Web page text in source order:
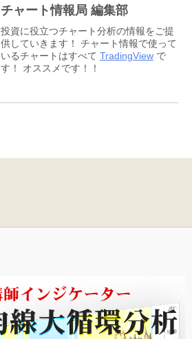
チャート情報局 編集部
投資に役立つチャート分析の情報をご提
供していきます！ チャート情報で使って
いるチャートはすべて TradingView で
す！ オススメです！！